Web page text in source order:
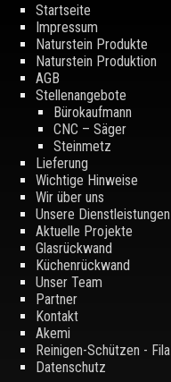
Startseite
Impressum
Naturstein Produkte
Naturstein Produktion
AGB
Stellenangebote
Bürokaufmann
CNC – Säger
Steinmetz
Lieferung
Wichtige Hinweise
Wir über uns
Unsere Dienstleistungen
Aktuelle Projekte
Glasrückwand
Küchenrückwand
Unser Team
Partner
Kontakt
Akemi
Reinigen-Schützen - Fila
Datenschutz